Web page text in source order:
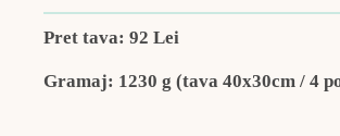
Pret tava: 92 Lei
Gramaj: 1230 g (tava 40x30cm / 4